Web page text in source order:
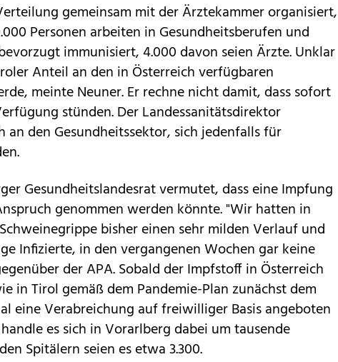
gemeinsam mit der Ärztekammer organisiert,
Personen arbeiten in Gesundheitsberufen und
immunisiert, 4.000 davon seien Ärzte. Unklar
Anteil an den in Österreich verfügbaren
meinte Neuner. Er rechne nicht damit, dass sofort
stünden. Der Landessanitätsdirektor
an den Gesundheitssektor, sich jedenfalls für
Gesundheitslandesrat vermutet, dass eine Impfung
genommen werden könnte. "Wir hatten in
bisher einen sehr milden Verlauf und
Infizierte, in den vergangenen Wochen gar keine
der APA. Sobald der Impfstoff in Österreich
in Tirol gemäß dem Pandemie-Plan zunächst dem
eine Verabreichung auf freiwilliger Basis angeboten
es sich in Vorarlberg dabei um tausende
Spitälern seien es etwa 3.300.